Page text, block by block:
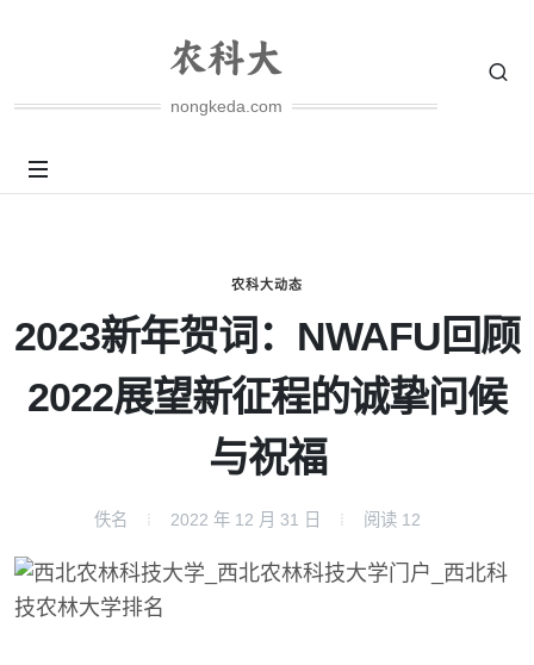
nongkeda.com
农科大动态
2023新年贺词：NWAFU回顾
2022展望新征程的诚挚问候
与祝福
佚名 2022 年 12 月 31 日 阅读 12